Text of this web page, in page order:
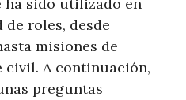
roles, desde
misiones de
civil. A continuación,
preguntas